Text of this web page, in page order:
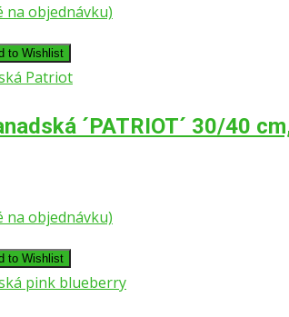
na objednávku)
to Wishlist
´PATRIOT´ 30/40
na objednávku)
to Wishlist